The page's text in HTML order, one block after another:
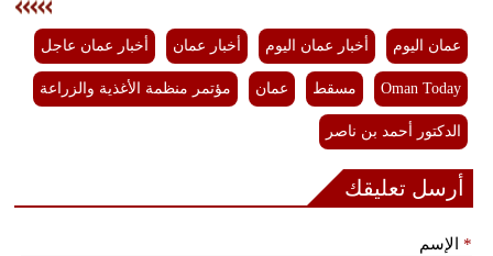
عمان اليوم أخبار عمان اليوم أخبار عمان أخبار عمان عاجل
Oman Today مسقط عمان مؤتمر منظمة الأغذية والزراعة
الدكتور أحمد بن ناصر
أرسل تعليقك
الإسم *